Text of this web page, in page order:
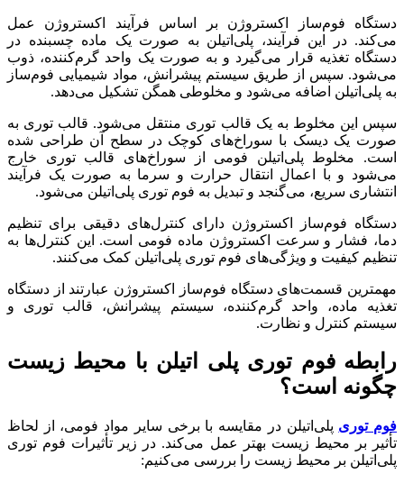
دستگاه فوم‌ساز اکستروژن بر اساس فرآیند اکستروژن عمل
می‌کند. در این فرآیند، پلی‌اتیلن به صورت یک ماده چسبنده در
دستگاه تغذیه قرار می‌گیرد و به صورت یک واحد گرم‌کننده، ذوب
می‌شود. سپس از طریق سیستم پیشرانش، مواد شیمیایی فوم‌ساز
به پلی‌اتیلن اضافه می‌شود و مخلوطی همگن تشکیل می‌دهد.
سپس این مخلوط به یک قالب توری منتقل می‌شود. قالب توری به
صورت یک دیسک با سوراخ‌های کوچک در سطح آن طراحی شده
است. مخلوط پلی‌اتیلن فومی از سوراخ‌های قالب توری خارج
می‌شود و با اعمال انتقال حرارت و سرما به صورت یک فرآیند
انتشاری سریع، می‌گنجد و تبدیل به فوم توری پلی‌اتیلن می‌شود.
دستگاه فوم‌ساز اکستروژن دارای کنترل‌های دقیقی برای تنظیم
دما، فشار و سرعت اکستروژن ماده فومی است. این کنترل‌ها به
تنظیم کیفیت و ویژگی‌های فوم توری پلی‌اتیلن کمک می‌کنند.
مهمترین قسمت‌های دستگاه فوم‌ساز اکستروژن عبارتند از دستگاه
تغذیه ماده، واحد گرم‌کننده، سیستم پیشرانش، قالب توری و
سیستم کنترل و نظارت.
رابطه فوم توری پلی اتیلن با محیط زیست
چگونه است؟
فوم توری پلی‌اتیلن در مقایسه با برخی سایر مواد فومی، از لحاظ
تأثیر بر محیط زیست بهتر عمل می‌کند. در زیر تأثیرات فوم توری
پلی‌اتیلن بر محیط زیست را بررسی می‌کنیم: